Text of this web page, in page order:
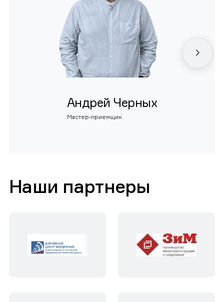
Андрей Черных
Мастер-приемщик
Наши партнеры